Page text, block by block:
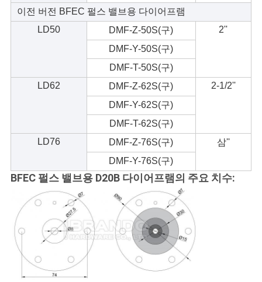
이전 버전 BFEC 펄스 밸브용 다이어프램
LD50
DMF-Z-50S(구)
2''
DMF-Y-50S(구)
DMF-T-50S(구)
LD62
DMF-Z-62S(구)
2-1/2''
DMF-Y-62S(구)
DMF-T-62S(구)
LD76
DMF-Z-76S(구)
삼''
DMF-Y-76S(구)
BFEC 펄스 밸브용 D20B 다이어프램의 주요 치수: